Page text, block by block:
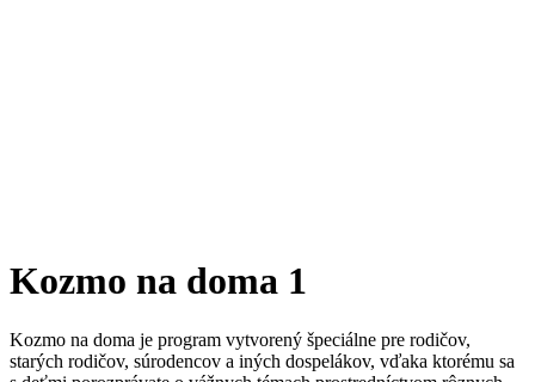
Kozmo na doma 1
Kozmo na doma je program vytvorený špeciálne pre rodičov,
starých rodičov, súrodencov a iných dospelákov, vďaka ktorému sa